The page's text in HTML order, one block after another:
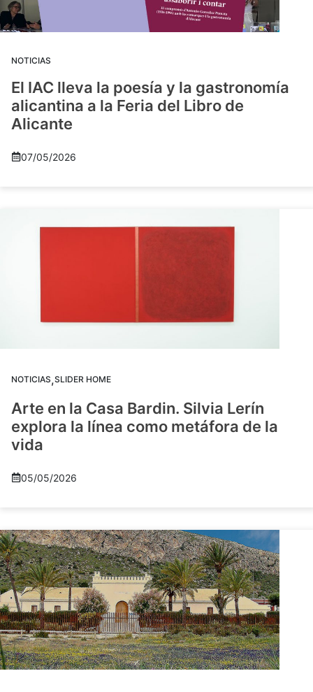
NOTICIAS
El IAC lleva la poesía y la gastronomía
alicantina a la Feria del Libro de
Alicante
07/05/2026
NOTICIAS,SLIDER HOME
Arte en la Casa Bardin. Silvia Lerín
explora la línea como metáfora de la
vida
05/05/2026